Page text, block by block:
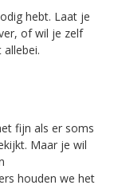
hebt. Laat je
of wil je zelf
fijn als er soms
Maar je wil
houden we het